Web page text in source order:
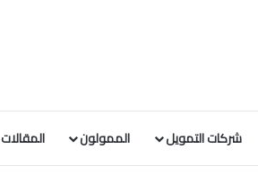
شركات التمويل الممولون المقالات